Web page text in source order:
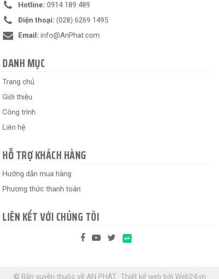
Hotline: 0914 189 489
Điện thoại: (028) 6269 1495
Email: info@AnPhat.com
DANH MỤC
Trang chủ
Giới thiệu
Công trình
Liên hệ
HỖ TRỢ KHÁCH HÀNG
Hướng dẫn mua hàng
Phương thức thanh toán
LIÊN KẾT VỚI CHÚNG TÔI
© Bản quyền thuộc về AN PHÁT. Thiết kế web bởi Web24.vn